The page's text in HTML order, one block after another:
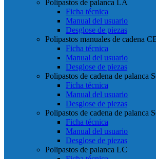
Polipastos de palanca LA
Ficha técnica
Manual del usuario
Desglose de piezas
Polipastos manuales de cadena
Ficha técnica
Manual del usuario
Desglose de piezas
Polipastos de cadena de palanca
Ficha técnica
Manual del usuario
Desglose de piezas
Polipastos de cadena de palanca
Ficha técnica
Manual del usuario
Desglose de piezas
Polipastos de palanca LC